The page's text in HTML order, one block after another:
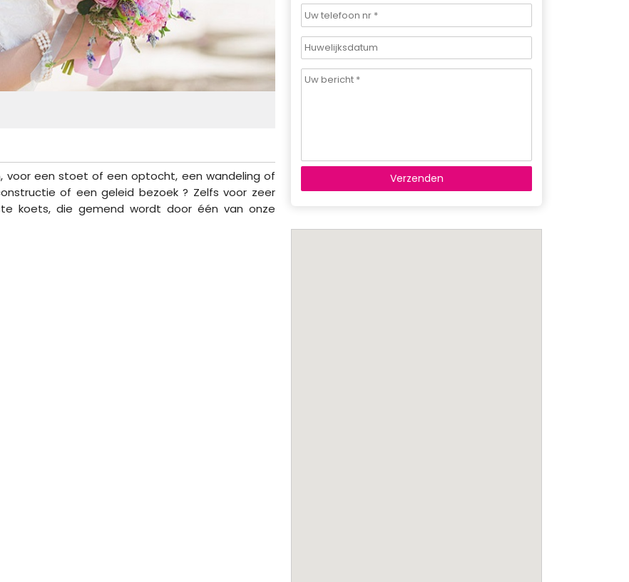
voor een stoet of een optocht, een wandeling of
of een geleid bezoek ? Zelfs voor zeer
koets, die gemend wordt door één van onze
Verzenden